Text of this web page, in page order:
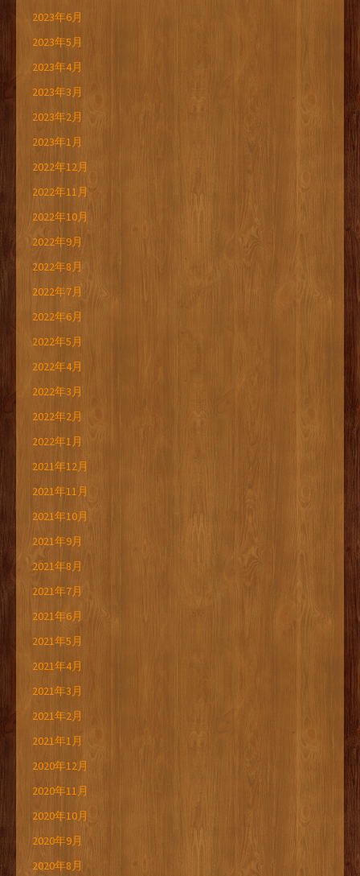
2023年6月
2023年5月
2023年4月
2023年3月
2023年2月
2023年1月
2022年12月
2022年11月
2022年10月
2022年9月
2022年8月
2022年7月
2022年6月
2022年5月
2022年4月
2022年3月
2022年2月
2022年1月
2021年12月
2021年11月
2021年10月
2021年9月
2021年8月
2021年7月
2021年6月
2021年5月
2021年4月
2021年3月
2021年2月
2021年1月
2020年12月
2020年11月
2020年10月
2020年9月
2020年8月